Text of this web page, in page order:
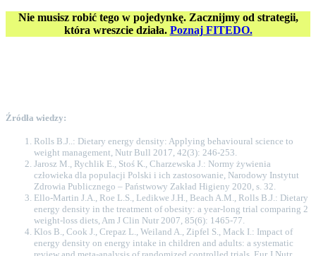
Nie musisz robić tego w pojedynkę. Zacznijmy od strategii,
która wreszcie działa. Poznaj FITEDO.
Źródła wiedzy:
Rolls B.J..: Dietary energy density: Applying behavioural science to
weight management, Nutr Bull 2017, 42(3): 246-253.
Jarosz M., Rychlik E., Stoś K., Charzewska J.: Normy żywienia
człowieka dla populacji Polski i ich zastosowanie, Narodowy Instytut
Zdrowia Publicznego – Państwowy Zakład Higieny 2020, s. 32.
Ello-Martin J.A., Roe L.S., Ledikwe J.H., Beach A.M., Rolls B.J.: Dietary
energy density in the treatment of obesity: a year-long trial comparing 2
weight-loss diets, Am J Clin Nutr 2007, 85(6): 1465-77.
Klos B., Cook J., Crepaz L., Weiland A., Zipfel S., Mack I.: Impact of
energy density on energy intake in children and adults: a systematic